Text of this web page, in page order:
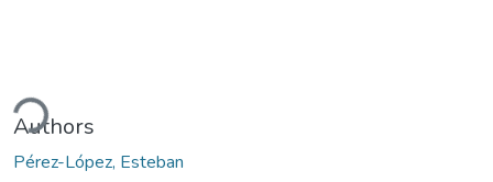
Authors
Pérez-López, Esteban